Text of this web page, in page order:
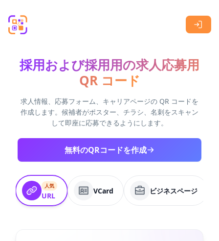
採用および採用用の求人応募用
QR コード
求人情報、応募フォーム、キャリアページの QR コードを
作成します。候補者がポスター、チラシ、名刺をスキャン
して即座に応募できるようにします。
無料のQRコードを作成
人気
URL
VCard ビジネスページ